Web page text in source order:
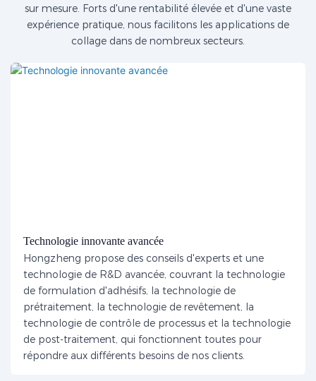
sur mesure. Forts d'une rentabilité élevée et d'une vaste
expérience pratique, nous facilitons les applications de
collage dans de nombreux secteurs.
Technologie innovante avancée
Hongzheng propose des conseils d'experts et une
technologie de R&D avancée, couvrant la technologie
de formulation d'adhésifs, la technologie de
prétraitement, la technologie de revêtement, la
technologie de contrôle de processus et la technologie
de post-traitement, qui fonctionnent toutes pour
répondre aux différents besoins de nos clients.